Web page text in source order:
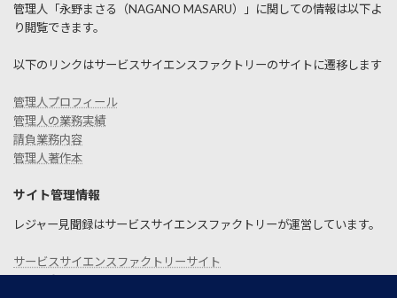
管理人「永野まさる（NAGANO MASARU）」に関しての情報は以下よ
り閲覧できます。
以下のリンクはサービスサイエンスファクトリーのサイトに遷移します
管理人プロフィール
管理人の業務実績
請負業務内容
管理人著作本
サイト管理情報
レジャー見聞録はサービスサイエンスファクトリーが運営しています。
サービスサイエンスファクトリーサイト